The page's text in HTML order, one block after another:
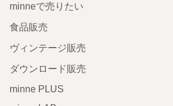
minneで売りたい
食品販売
ヴィンテージ販売
ダウンロード販売
minne PLUS